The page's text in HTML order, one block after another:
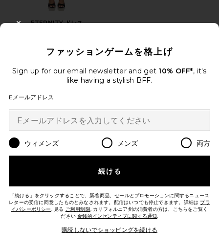
ETERNITY ドレス
ファッションゲームを格上げ
Sign up for our email newsletter and get 10% OFF*, it's
like having a stylish BFF.
Eメールアドレス
ウィメンズ メンズ 両方
続ける
「続ける」をクリックすることで、新着商品、セールとプロモーションに関するニュース
レターの受信に同意したものとみなされます。配信はいつでも停止できます。詳細は プラ
イバシーポリシー. 見る ご利用制限. カリフォルニア州の消費者の方は、こちらをご覧く
ださい金銭的インセンティブに関する通知.
購読しないでショッピングを続ける